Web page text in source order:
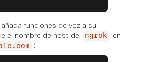
funciones de voz a su
el nombre de host de
ngrok
en
)